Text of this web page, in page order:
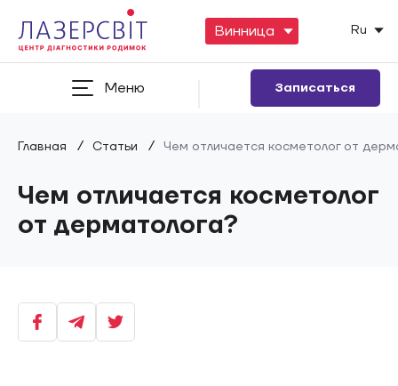
Ru
Меню Записаться
Главная / Статьи / Чем отличается косметолог от
Чем отличается косметолог
от дерматолога?